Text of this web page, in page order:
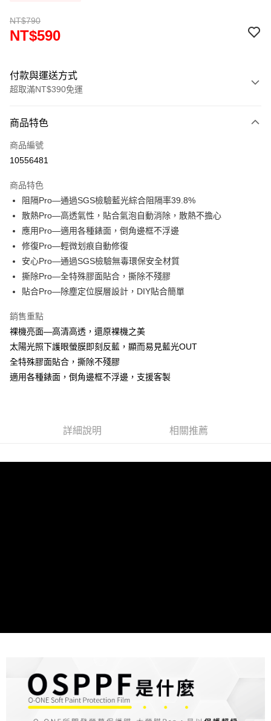
NT$790
NT$590
付款與運送方式
超取滿NT$390免運
信用卡一次付款
超商取貨付款
Apple Pay
街口支付
悠遊付
全盈+PAY
運送方式
全家取貨付款
每筆NT$60，滿NT$390(含以上)免運費
7-11取貨付款
商品特色
商品編號
10556481
商品特色
阻隔Pro—通過SGS檢驗藍光綜合阻隔率39.8%
散熱Pro—高透氣性，貼合氣泡自動消除，散熱不擔心
應用Pro—適用各種錶面，倒角邊框不浮邊
修復Pro—輕微划痕自動修復
安心Pro—通過SGS檢驗無毒環保安全材質
撕除Pro—全特殊膠面貼合，撕除不殘膠
貼合Pro—除塵定位膜層設計，DIY貼合簡單
銷售重點
裸機亮面—高清高透，還原裸機之美
太陽光照下護眼螢膜即刻反藍，顯而易見藍光OUT
全特殊膠面貼合，撕除不殘膠
適用各種錶面，倒角邊框不浮邊，支援客製
詳細說明 相關推薦